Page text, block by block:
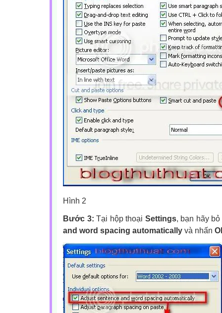
Hình 2
Bước 3: Tại hộp thoại Settings, bạn hãy
and word spacing automatically và nhấn